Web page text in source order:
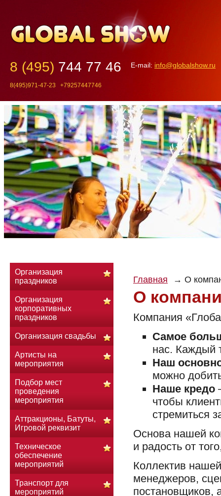
8 (495) 744 77 46
8(495)971-47-23 +79257447746
E-mail: info@globalshow.ru
Главная О
О
Компания
Самое
нас. Каждый
Наш
можно
Наше кредо
чтобы
стремиться
Основа нашей
и радость от
Коллектив
менеджеров,
постановщиков,
Организация
праздников
Организация
корпоративных
праздников
Организация свадьбы
Артисты на
мероприятия
Подбор мест
проведения
мероприятия
Аттракционы, Батуты,
Игровой реквизит
Техническое
обеспечение
мероприятий
Транспорт для
мероприятий